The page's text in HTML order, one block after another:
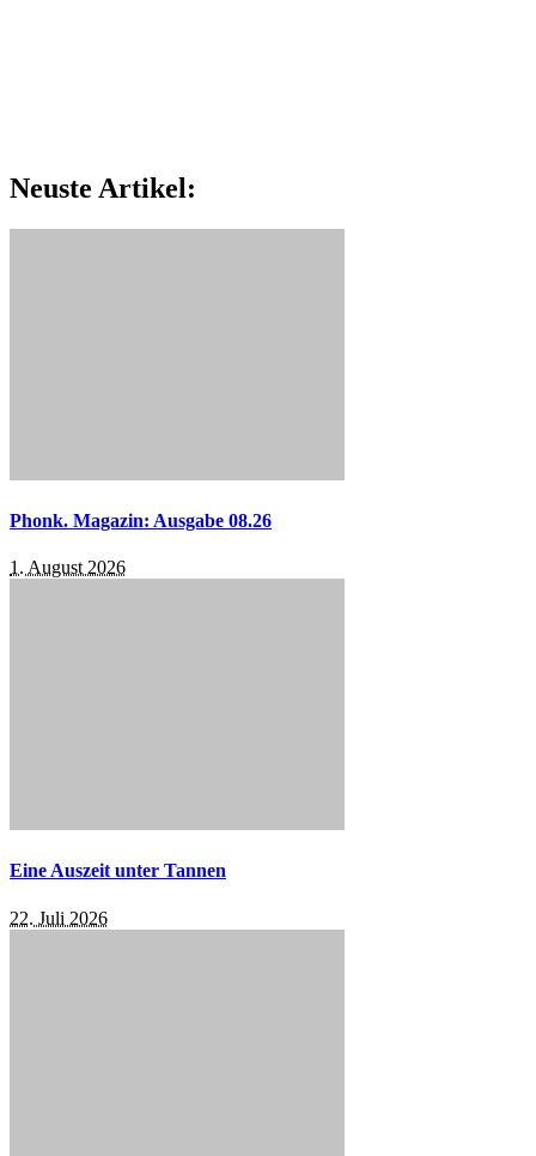
Neuste Artikel:
Phonk. Magazin: Ausgabe 08.26
1. August 2026
Eine Auszeit unter Tannen
22. Juli 2026